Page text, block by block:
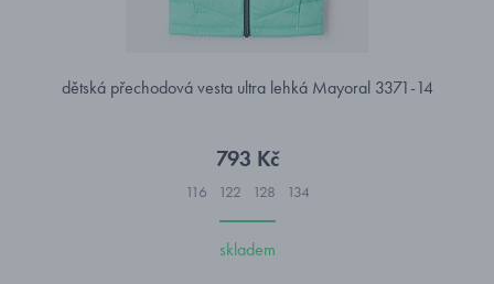
dětská přechodová vesta ultra lehká Mayoral 3371-14
793 Kč
116 122 128 134
skladem